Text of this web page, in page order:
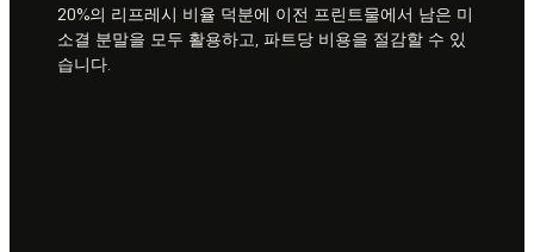
20%의 리프레시 비율 덕분에 이전 프린트물에서 남은 미
소결 분말을 모두 활용하고, 파트당 비용을 절감할 수 있
습니다.